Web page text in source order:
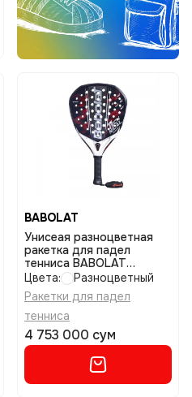
BABOLAT
Унисеая разноцветная
ракетка для падел
тенниса BABOLAT
Technical viper 3.0 размер
uniq
Цвета:
Разноцветный
Ракетки для падел
тенниса
4 753 000 сум